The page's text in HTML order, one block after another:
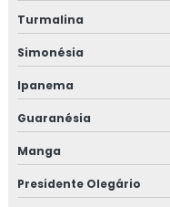
Treinamento em
Treinamento em GMP+
Treinamento em GMP+
Treinamento gmp
Treinamento em HACCP
Turmalina
Simonésia
Ipanema
Guaranésia
Manga
Presidente Olegário